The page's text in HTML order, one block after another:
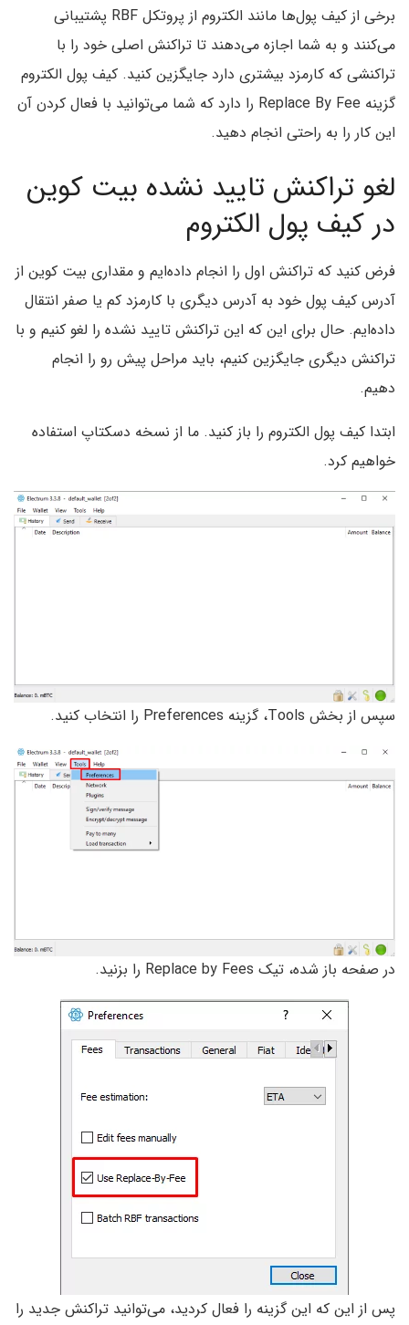
برخی از کیف پول‌ها مانند الکتروم از پروتکل RBF پشتیبانی
می‌کنند و به شما اجازه می‌دهند تا تراکنش اصلی خود را با
تراکنشی که کارمزد بیشتری دارد جایگزین کنید. کیف پول الکتروم
گزینه Replace By Fee را دارد که شما می‌توانید با فعال کردن آن
این کار را به راحتی انجام دهید.
لغو تراکنش تایید نشده بیت کوین
در کیف پول الکتروم
فرض کنید که تراکنش اول را انجام داده‌ایم و مقداری بیت کوین از
آدرس کیف پول خود به آدرس دیگری با کارمزد کم یا صفر انتقال
داده‌ایم. حال برای این که این تراکنش تایید نشده را لغو کنیم و با
تراکنش دیگری جایگزین کنیم، باید مراحل پیش رو را انجام
دهیم.
ابتدا کیف پول الکتروم را باز کنید. ما از نسخه دسکتاپ استفاده
خواهیم کرد.
سپس از بخش Tools، گزینه Preferences را انتخاب کنید.
در صفحه باز شده، تیک Replace by Fees‌ را بزنید.
پس از این که این گزینه را فعال کردید، می‌توانید تراکنش جدید را